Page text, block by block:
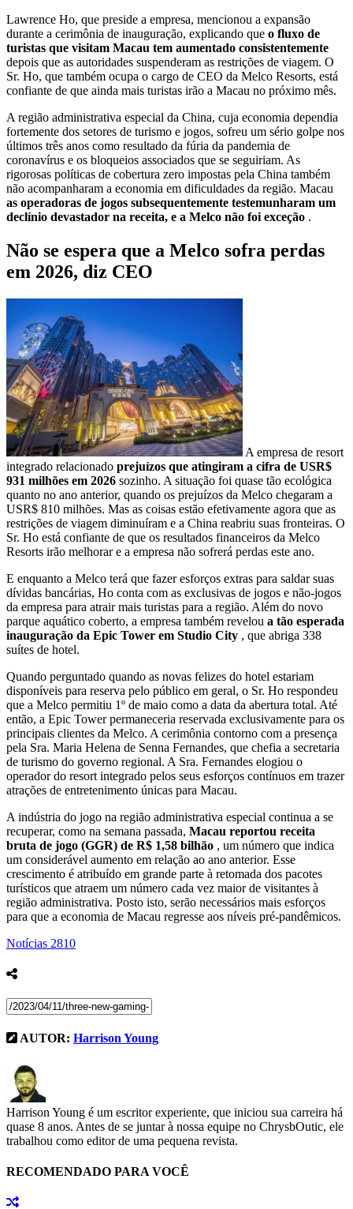
Lawrence Ho, que preside a empresa, mencionou a expansão
durante a cerimônia de inauguração, explicando que o fluxo de
turistas que visitam Macau tem aumentado consistentemente
depois que as autoridades suspenderam as restrições de viagem. O
Sr. Ho, que também ocupa o cargo de CEO da Melco Resorts, está
confiante de que ainda mais turistas irão a Macau no próximo mês.
A região administrativa especial da China, cuja economia dependia
fortemente dos setores de turismo e jogos, sofreu um sério golpe nos
últimos três anos como resultado da fúria da pandemia de
coronavírus e os bloqueios associados que se seguiriam. As
rigorosas políticas de cobertura zero impostas pela China também
não acompanharam a economia em dificuldades da região. Macau
as operadoras de jogos subsequentemente testemunharam um
declínio devastador na receita, e a Melco não foi exceção .
Não se espera que a Melco sofra perdas
em 2026, diz CEO
A empresa de resort
integrado relacionado prejuízos que atingiram a cifra de USR$
931 milhões em 2026 sozinho. A situação foi quase tão ecológica
quanto no ano anterior, quando os prejuízos da Melco chegaram a
USR$ 810 milhões. Mas as coisas estão efetivamente agora que as
restrições de viagem diminuíram e a China reabriu suas fronteiras. O
Sr. Ho está confiante de que os resultados financeiros da Melco
Resorts irão melhorar e a empresa não sofrerá perdas este ano.
E enquanto a Melco terá que fazer esforços extras para saldar suas
dívidas bancárias, Ho conta com as exclusivas de jogos e não-jogos
da empresa para atrair mais turistas para a região. Além do novo
parque aquático coberto, a empresa também revelou a tão esperada
inauguração da Epic Tower em Studio City , que abriga 338
suítes de hotel.
Quando perguntado quando as novas felizes do hotel estariam
disponíveis para reserva pelo público em geral, o Sr. Ho respondeu
que a Melco permitiu 1º de maio como a data da abertura total. Até
então, a Epic Tower permaneceria reservada exclusivamente para os
principais clientes da Melco. A cerimônia contorno com a presença
pela Sra. Maria Helena de Senna Fernandes, que chefia a secretaria
de turismo do governo regional. A Sra. Fernandes elogiou o
operador do resort integrado pelos seus esforços contínuos em trazer
atrações de entretenimento únicas para Macau.
A indústria do jogo na região administrativa especial continua a se
recuperar, como na semana passada, Macau reportou receita
bruta de jogo (GGR) de R$ 1,58 bilhão , um número que indica
um considerável aumento em relação ao ano anterior. Esse
crescimento é atribuído em grande parte à retomada dos pacotes
turísticos que atraem um número cada vez maior de visitantes à
região administrativa. Posto isto, serão necessários mais esforços
para que a economia de Macau regresse aos níveis pré-pandêmicos.
Notícias 2810
AUTOR: Harrison Young
Harrison Young é um escritor experiente, que iniciou sua carreira há
quase 8 anos. Antes de se juntar à nossa equipe no ChrysbOutic, ele
trabalhou como editor de uma pequena revista.
RECOMENDADO PARA VOCÊ